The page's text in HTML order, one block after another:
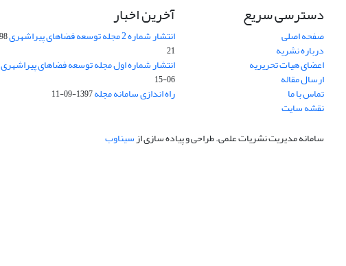
دسترسی سریع
صفحه اصلی
درباره نشریه
اعضای هیات تحریریه
ارسال مقاله
تماس با ما
نقشه سایت
آخرین اخبار
انتشار شماره 2 مجله توسعه فضاهای پیراشهری
21
انتشار شماره اول مجله توسعه فضاهای پیراشهری
06-15
راه اندازی سامانه مجله1397-09-11
سامانه مدیریت نشریات علمی.طراحی و پیاده سازی ازسیناوب